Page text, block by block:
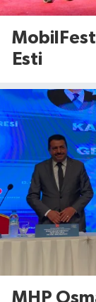
Esti
MHP